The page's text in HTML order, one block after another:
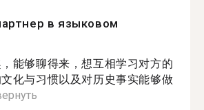
в языковом
能够聊得来，想互相学习对方的
化与习惯以及对历史事实能够做